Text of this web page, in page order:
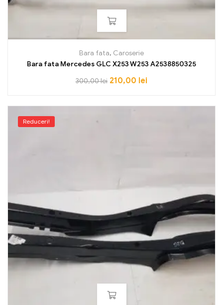
Bara fata, Caroserie
Bara fata Mercedes GLC X253 W253 A2538850325
300,00lei 210,00 lei
Reduceri!